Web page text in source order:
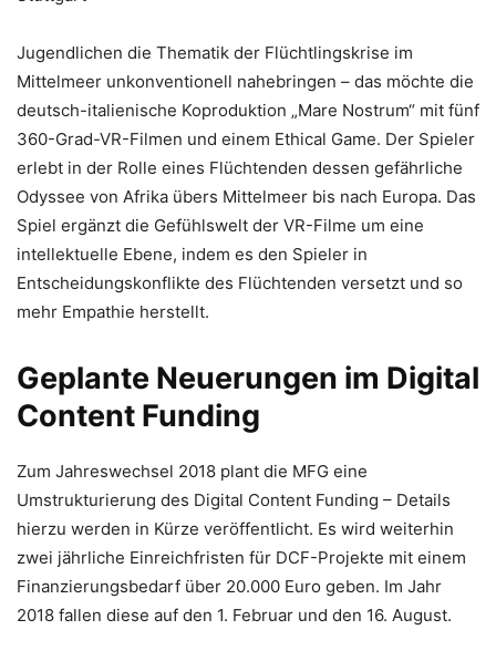
Jugendlichen die Thematik der Flüchtlingskrise im
Mittelmeer unkonventionell nahebringen – das möchte die
deutsch-italienische Koproduktion „Mare Nostrum“ mit fünf
360-Grad-VR-Filmen und einem Ethical Game. Der Spieler
erlebt in der Rolle eines Flüchtenden dessen gefährliche
Odyssee von Afrika übers Mittelmeer bis nach Europa. Das
Spiel ergänzt die Gefühlswelt der VR-Filme um eine
intellektuelle Ebene, indem es den Spieler in
Entscheidungskonflikte des Flüchtenden versetzt und so
mehr Empathie herstellt.
Geplante Neuerungen im Digital
Content Funding
Zum Jahreswechsel 2018 plant die MFG eine
Umstrukturierung des Digital Content Funding – Details
hierzu werden in Kürze veröffentlicht. Es wird weiterhin
zwei jährliche Einreichfristen für DCF-Projekte mit einem
Finanzierungsbedarf über 20.000 Euro geben. Im Jahr
2018 fallen diese auf den 1. Februar und den 16. August.